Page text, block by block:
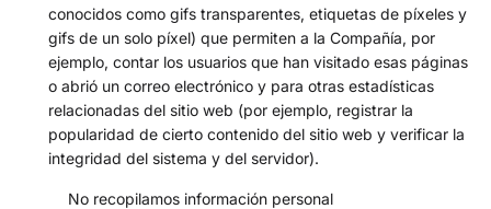
conocidos como gifs transparentes, etiquetas de píxeles y
gifs de un solo píxel) que permiten a la Compañía, por
ejemplo, contar los usuarios que han visitado esas páginas
o abrió un correo electrónico y para otras estadísticas
relacionadas del sitio web (por ejemplo, registrar la
popularidad de cierto contenido del sitio web y verificar la
integridad del sistema y del servidor).
No recopilamos información personal